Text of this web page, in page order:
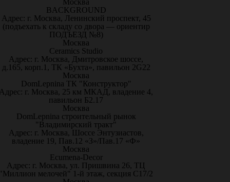
Москва
BACKGROUND
Адрес: г. Москва, Ленинский проспект, 45
(подъехать к складу со двора — ориентир
ПОДЪЕЗД №8)
Москва
Ceramics Studio
Адрес: г. Москва, Дмитровское шоссе,
д.165, корп.1, ТК «Бухта», павильон 2G22
Москва
DomLepnina ТК "Конструктор"
г. Москва, 25 км МКАД, владение 4,
павильон Б2.17
Москва
DomLepnina строительный рынок
"Владимирский тракт"
Адрес: г. Москва, Шоссе Энтузиастов,
владение 19, Пав.12 «З»/Пав.17 «Ф»
Москва
Ecumena-Decor
Адрес: г. Москва, ул. Пришвина 26, ТЦ
мелочей" 1-й этаж, секция С17/2